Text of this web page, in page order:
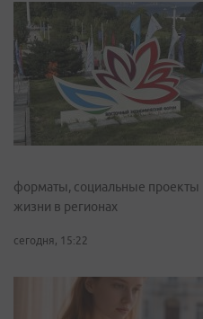
форматы, социальные проекты
жизни в регионах
сегодня, 15:22